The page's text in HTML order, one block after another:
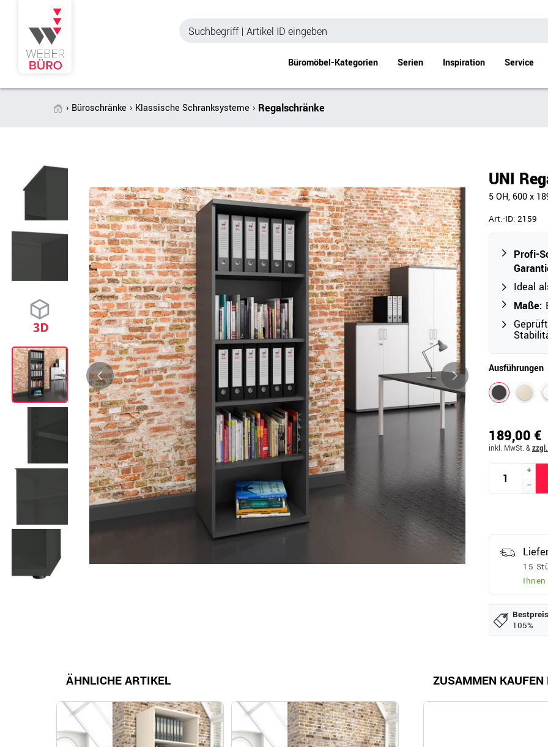
Büromöbel-Kategorien
Raum in Raum-Systeme
Akustik Deckensegel &
Wandpaneele
Regalschränke
Büro Schrankwände
Spinde
Garderoben
Zubehör
Stehtische
Besprechungstische
Tischgestelle
Schreibtischplatten
Anbautische & Zubehör
Bürocontainer
Standcontainer
Rollcontainer
Büromöbel-Sets
Einzelarbeitsplätze
Chefbüros
Gruppenarbeitsplätze
Outdoor
Ampelschirme
Schirmständer
Abdeckhauben & Zubehör
Serien Inspiration Service
Büroschränke Klassische Schranksysteme Regalschränke
UNI
5 OH, 600 x
Art.-ID: 2159
Profi-
Ideal
Maße:
Ausführungen
189,00 €
inkl. MwSt. &
15
Ihnen
105%
ÄHNLICHE ARTIKEL ZUSAMMEN